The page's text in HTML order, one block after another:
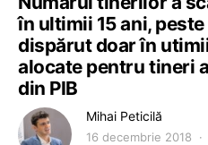
în ultimii 15 ani,
dispărut doar în
alocate pentru tineri
din PIB
Mihai Peticilă
16 decembrie 2018